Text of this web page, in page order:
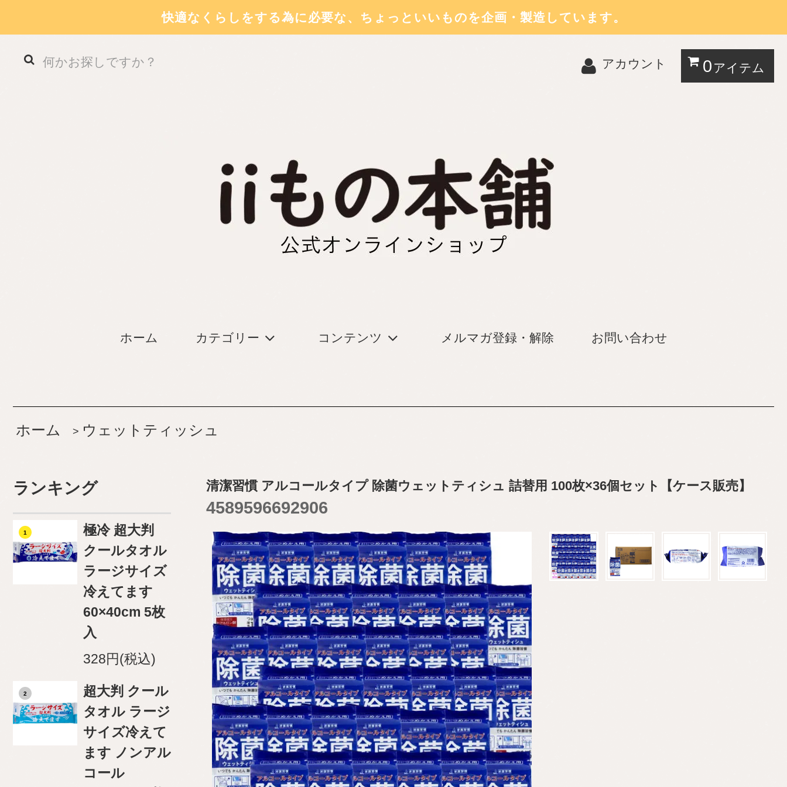
快適なくらしをする為に必要な、ちょっといいものを企画・製造しています。
アカウント 0 アイテム
ホーム カテゴリー コンテンツ メルマガ登録・解除 お問い合わせ
ホーム > ウェットティッシュ
ランキング
1
極冷 超大判
クールタオル
ラージサイズ
冷えてます
60×40cm 5枚
入
328円(税込)
2
超大判 クール
タオル ラージ
サイズ冷えて
ます ノンアル
コール
清潔習慣 アルコールタイプ 除菌ウェットティシュ 詰替用 100枚×36個セット【ケース販売】
4589596692906